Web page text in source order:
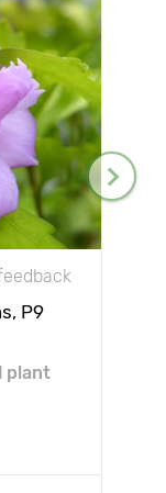
P9
plant